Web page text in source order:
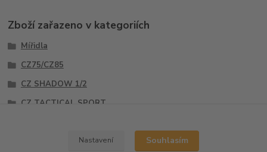
Zboží zařazeno v kategoriích
Mířidla
CZ75/CZ85
CZ SHADOW 1/2
CZ TACTICAL SPORT
Nastavení Souhlasím